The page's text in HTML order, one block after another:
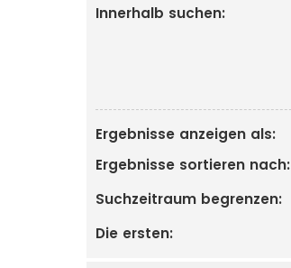
Innerhalb suchen:
Ergebnisse anzeigen als:
Ergebnisse sortieren nach:
Suchzeitraum begrenzen:
Die ersten: